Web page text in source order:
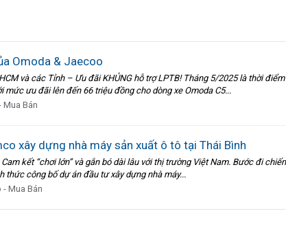
Omoda & Jaecoo
và các Tỉnh – Ưu đãi KHỦNG hỗ trợ LPTB! Tháng 5/2025 là thời
ưu đãi lên đến 66 triệu đồng cho dòng xe Omoda C5...
Mua Bán
xây dựng nhà máy sản xuất ô tô tại Thái Bình
kết “chơi lớn” và gắn bó dài lâu với thị trường Việt Nam. Bước đi
thức công bố dự án đầu tư xây dựng nhà máy...
- Mua Bán